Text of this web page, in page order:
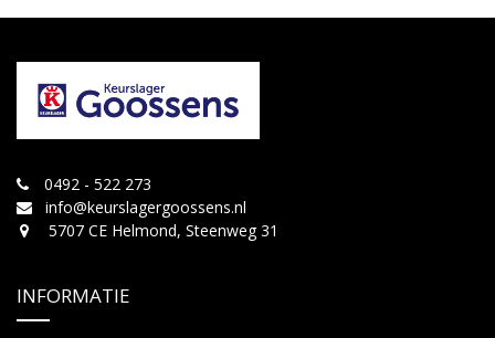
0492 - 522 273
info@keurslagergoossens.nl
5707 CE Helmond, Steenweg 31
INFORMATIE